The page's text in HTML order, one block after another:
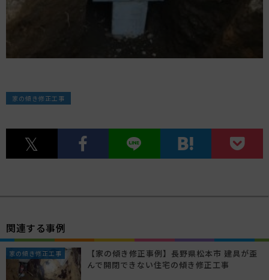
家の傾き修正工事
関連する事例
家の傾き修正工事
【家の傾き修正事例】長野県松本市 建具が歪
んで開閉できない住宅の傾き修正工事